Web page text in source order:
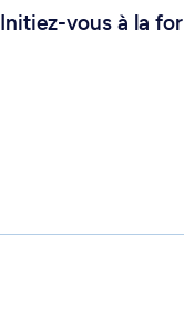
Initiez-vous à la